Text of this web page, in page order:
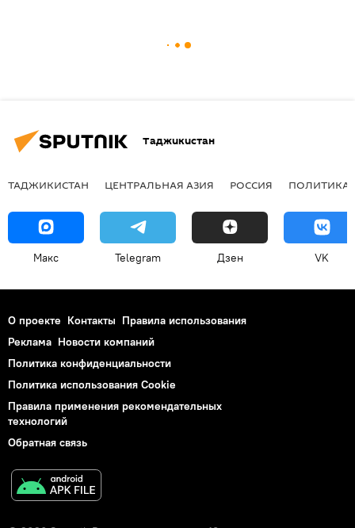
Таджикистан
ТАДЖИКИСТАН ЦЕНТРАЛЬНАЯ АЗИЯ РОССИЯ ПОЛИТИКА
Макс Telegram Дзен VK
О проекте Контакты Правила использования
Реклама Новости компаний
Политика конфиденциальности
Политика использования Cookie
Правила применения рекомендательных
технологий
Обратная связь